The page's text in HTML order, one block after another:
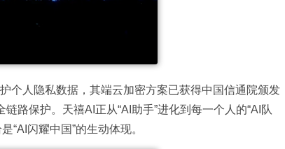
个人隐私数据，其端云加密方案已获得中国信通院颁发
路保护。 天禧AI正从“AI助手”进化到每一个人的“AI队
“AI闪耀中国”的生动体现。